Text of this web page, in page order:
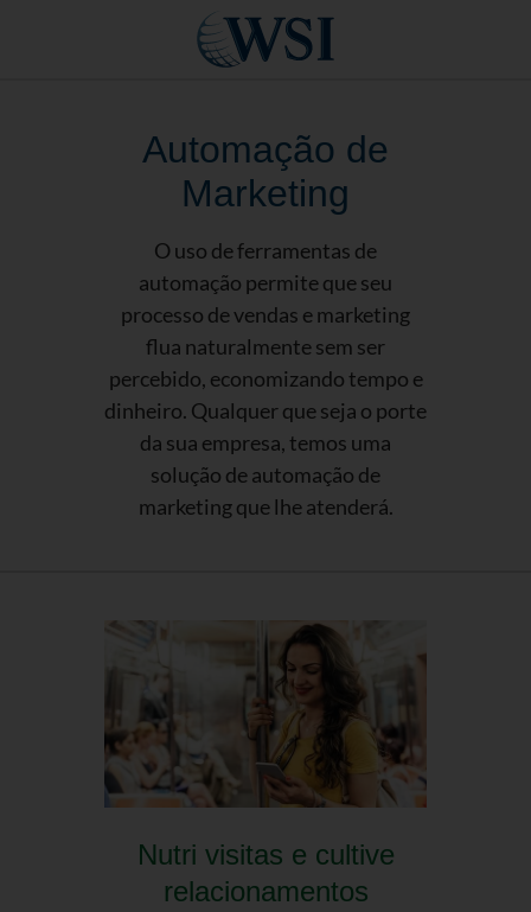
Automação de
Marketing
O uso de ferramentas de
automação permite que seu
processo de vendas e marketing
flua naturalmente sem ser
percebido, economizando tempo e
dinheiro. Qualquer que seja o porte
da sua empresa, temos uma
solução de automação de
marketing que lhe atenderá.
Nutri visitas e cultive
relacionamentos